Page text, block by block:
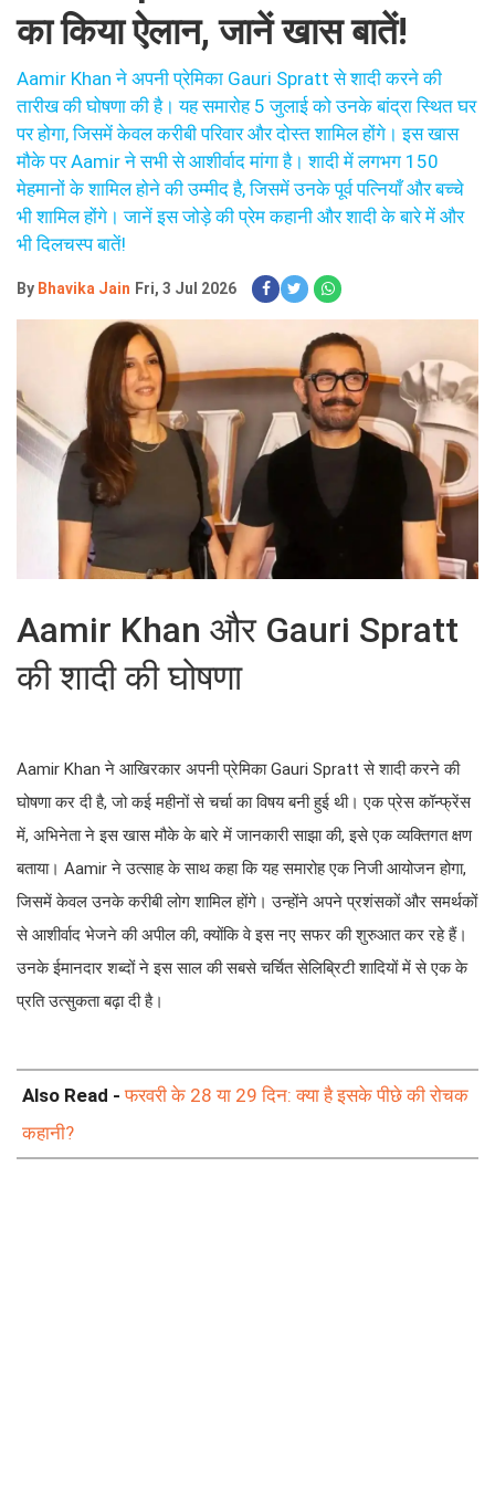
का किया ऐलान, जानें खास बातें!
Aamir Khan ने अपनी प्रेमिका Gauri Spratt से शादी करने की
तारीख की घोषणा की है। यह समारोह 5 जुलाई को उनके बांद्रा स्थित घर
पर होगा, जिसमें केवल करीबी परिवार और दोस्त शामिल होंगे। इस खास
मौके पर Aamir ने सभी से आशीर्वाद मांगा है। शादी में लगभग 150
मेहमानों के शामिल होने की उम्मीद है, जिसमें उनके पूर्व पत्नियाँ और बच्चे
भी शामिल होंगे। जानें इस जोड़े की प्रेम कहानी और शादी के बारे में और
भी दिलचस्प बातें!
By Bhavika Jain Fri, 3 Jul 2026
Aamir Khan और Gauri Spratt
की शादी की घोषणा
Aamir Khan ने आखिरकार अपनी प्रेमिका Gauri Spratt से शादी करने की
घोषणा कर दी है, जो कई महीनों से चर्चा का विषय बनी हुई थी। एक प्रेस कॉन्फ्रेंस
में, अभिनेता ने इस खास मौके के बारे में जानकारी साझा की, इसे एक व्यक्तिगत क्षण
बताया। Aamir ने उत्साह के साथ कहा कि यह समारोह एक निजी आयोजन होगा,
जिसमें केवल उनके करीबी लोग शामिल होंगे। उन्होंने अपने प्रशंसकों और समर्थकों
से आशीर्वाद भेजने की अपील की, क्योंकि वे इस नए सफर की शुरुआत कर रहे हैं।
उनके ईमानदार शब्दों ने इस साल की सबसे चर्चित सेलिब्रिटी शादियों में से एक के
प्रति उत्सुकता बढ़ा दी है।
Also Read -फरवरी के 28 या 29 दिन: क्या है इसके पीछे की रोचक
कहानी?